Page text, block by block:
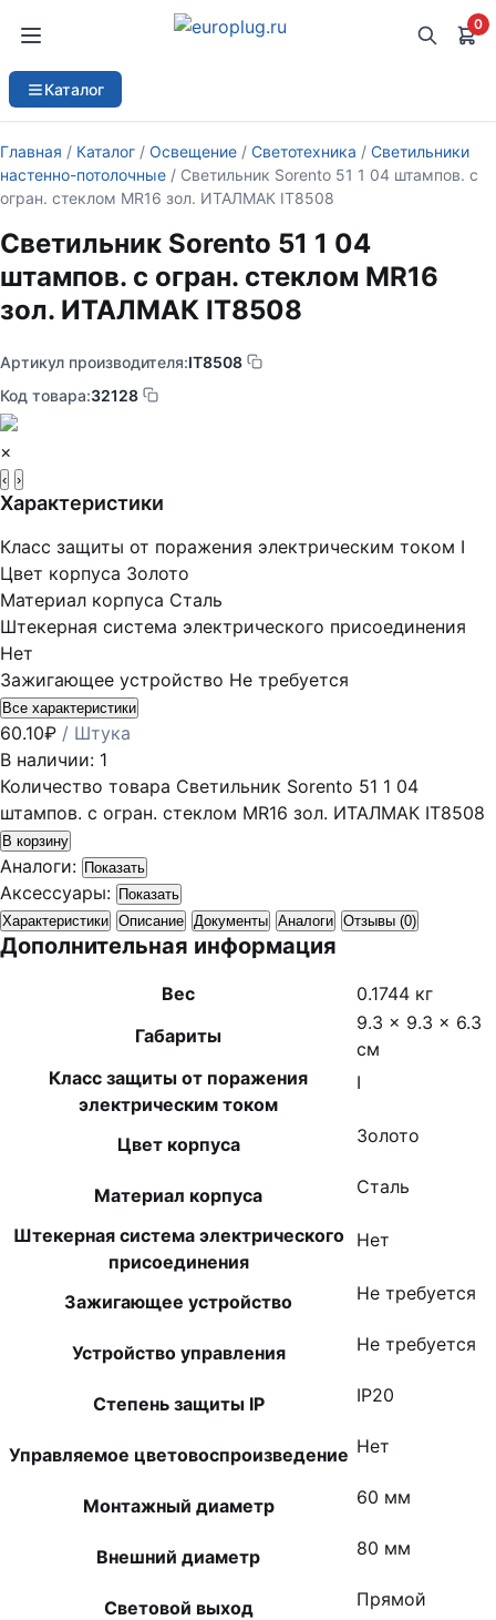
0
Каталог
Главная / Каталог / Освещение / Светотехника / Светильники
настенно-потолочные / Светильник Sorento 51 1 04 штампов. с
огран. стеклом MR16 зол. ИТАЛМАК IT8508
Светильник Sorento 51 1 04
штампов. с огран. стеклом MR16
зол. ИТАЛМАК IT8508
Артикул производителя:IT8508
Код товара:32128
×
‹ ›
Характеристики
Класс защиты от поражения электрическим током I
Цвет корпуса Золото
Материал корпуса Сталь
Штекерная система электрического присоединения
Нет
Зажигающее устройство Не требуется
Все характеристики
60.10₽ / Штука
В наличии: 1
Количество товара Светильник Sorento 51 1 04
штампов. с огран. стеклом MR16 зол. ИТАЛМАК IT8508
В корзину
Аналоги: Показать
Аксессуары: Показать
Характеристики Описание Документы Аналоги Отзывы (0)
Дополнительная информация
Вес
0.1744 кг
Габариты
9.3 × 9.3 × 6.3
см
Класс защиты от поражения
электрическим током
I
Цвет корпуса Золото
Материал корпуса Сталь
Штекерная система электрического
присоединения
Нет
Зажигающее устройство Не требуется
Устройство управления Не требуется
Степень защиты IP IP20
Управляемое цветовоспроизведение Нет
Монтажный диаметр 60 мм
Внешний диаметр 80 мм
Световой выход Прямой